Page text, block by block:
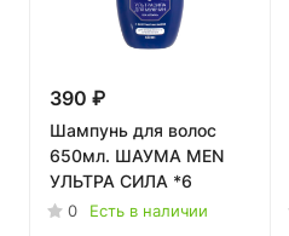
390 ₽
Шампунь для волос
650мл. ШАУМА MEN
УЛЬТРА СИЛА *6
0 Есть в наличии